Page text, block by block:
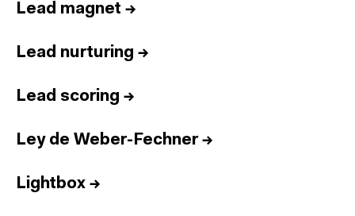
Lead magnet →
Lead nurturing →
Lead scoring →
Ley de Weber-Fechner→
Lightbox →